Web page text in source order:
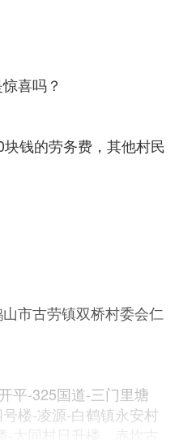
喜吗？
钱的劳务费，其他村民
市古劳镇双桥村委会仁
平-325国道-三门里塘
楼-凌源-白鹤镇永安村